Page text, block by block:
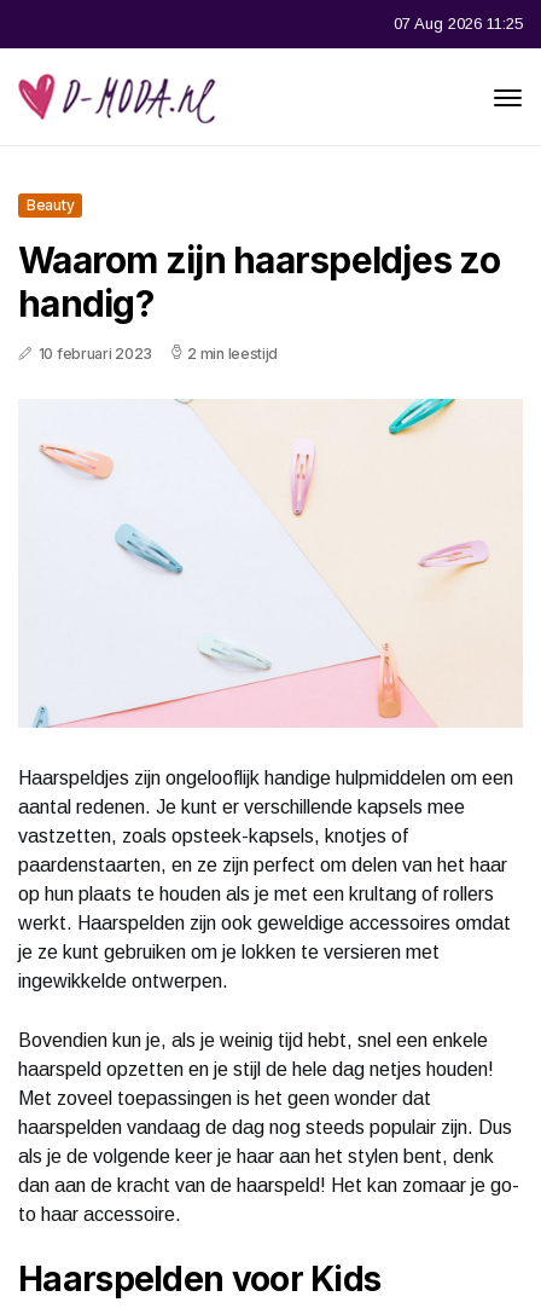
07 Aug 2026 11:25
Beauty
Waarom zijn haarspeldjes zo
handig?
10 februari 2023 2 min leestijd
Haarspeldjes zijn ongelooflijk handige hulpmiddelen om een
aantal redenen. Je kunt er verschillende kapsels mee
vastzetten, zoals opsteek-kapsels, knotjes of
paardenstaarten, en ze zijn perfect om delen van het haar
op hun plaats te houden als je met een krultang of rollers
werkt. Haarspelden zijn ook geweldige accessoires omdat
je ze kunt gebruiken om je lokken te versieren met
ingewikkelde ontwerpen.
Bovendien kun je, als je weinig tijd hebt, snel een enkele
haarspeld opzetten en je stijl de hele dag netjes houden!
Met zoveel toepassingen is het geen wonder dat
haarspelden vandaag de dag nog steeds populair zijn. Dus
als je de volgende keer je haar aan het stylen bent, denk
dan aan de kracht van de haarspeld! Het kan zomaar je go-
to haar accessoire.
Haarspelden voor Kids